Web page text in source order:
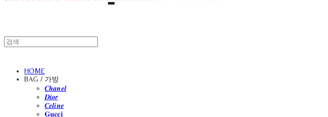
HOME
BAG / 가방
𝑪𝒉𝒂𝒏𝒆𝒍
𝑫𝒊𝒐𝒓
𝑪𝒆𝒍𝒊𝒏𝒆
𝐆𝐮𝐜𝐜𝐢